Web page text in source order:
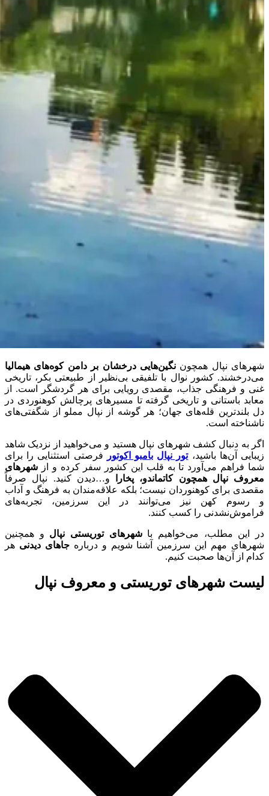
شهرهای نپال همچوننگین‌هایی درخشان بر دامن کوه‌های هیمالیا
می‌درخشند. کشور نوال با تلفیقی بی‌نظیر از طبیعتی بکر، تاریخی
غنی و فرهنگی جذاب، مقصدی رویایی برای هر گردشگر است. از
معابد باستانی و تاریخی گرفته تا مسیرهای پرچالش کوهنوردی در
دل بلندترین قله‌های جهان؛ هر گوشه از نپال مملو از شگفتی‌های
ناشناخته است.
اگر به دنبال کشف شهرهای نپال هستید و می‌خواهید از نزدیک شاهد
زیبایی آن‌ها باشید،تور نپال بامبو اکوتور
فرصتی استثنایی را برای
شما فراهم می‌آورد تا به قلب این کشور سفر کرده و از شهرهای
معروف نپال همچون کاتماندو، پخارا
و…دیدن کنید. نپال صرفاً
مقصدی برای کوهنوردان نیست؛ بلکه علاقه‌مندان به فرهنگ و آداب
و رسوم کهن نیز می‌توانند در این سرزمین، تجربه‌های
فراموش‌نشدنی را کسب کنند.
در این مطلب، می‌خواهیم باشهرهای توریستی نپال و همچنین
شهرهای مهم این سرزمین آشنا شویم و دربارهجاهای دیدنی هر
کدام از آن‌ها صحبت کنیم.
لیست شهرهای توریستی و معروف نپال